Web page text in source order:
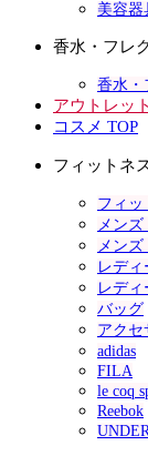
美容器
香水・フレ
香水・
アウトレット
コスメ TOP
フィットネ
フィッ
メン
メンズ
レデ
レディ
バッグ
アクセ
adidas
FILA
le coq
Reebok